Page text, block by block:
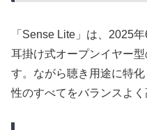
「Sense Lite」は、2025
耳掛け式オープンイヤー
す。ながら聴き用途に特
性のすべてをバランスよ